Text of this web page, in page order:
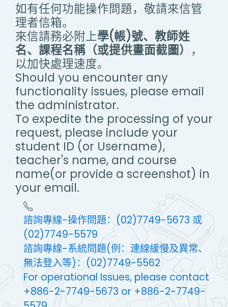
如有任何功能操作問題，敬請來信管
理者信箱。
來信請務必附上學(帳)號、教師姓
名、課程名稱（或提供畫面截圖） ，
以加快處理速度。
Should you encounter any
functionality issues, please email
the administrator.
To expedite the processing of your
request, please include your
student ID (or Username),
teacher's name, and course
name(or provide a screenshot) in
your email.
諮詢專線-操作問題：(02)7749-5673 或
(02)7749-5579
諮詢專線-系統問題(例：連線緩慢及異常、
無法登入等)：(02)7749-5562
For operational Issues, please contact
+886-2-7749-5673 or +886-2-7749-